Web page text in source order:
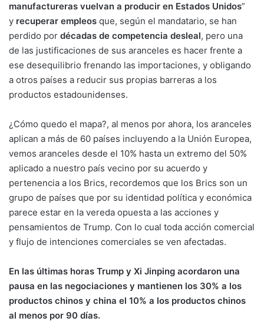
manufactureras vuelvan a producir en Estados Unidos”
y recuperar empleos que, según el mandatario, se han
perdido por décadas de competencia desleal, pero una
de las justificaciones de sus aranceles es hacer frente a
ese desequilibrio frenando las importaciones, y obligando
a otros países a reducir sus propias barreras a los
productos estadounidenses.
¿Cómo quedo el mapa?, al menos por ahora, los aranceles
aplican a más de 60 países incluyendo a la Unión Europea,
vemos aranceles desde el 10% hasta un extremo del 50%
aplicado a nuestro país vecino por su acuerdo y
pertenencia a los Brics, recordemos que los Brics son un
grupo de países que por su identidad política y económica
parece estar en la vereda opuesta a las acciones y
pensamientos de Trump. Con lo cual toda acción comercial
y flujo de intenciones comerciales se ven afectadas.
En las últimas horas Trump y Xi Jinping acordaron una
pausa en las negociaciones y mantienen los 30% a los
productos chinos y china el 10% a los productos chinos
al menos por 90 días.